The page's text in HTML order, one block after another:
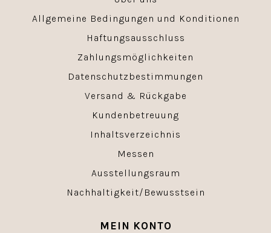
Allgemeine Bedingungen und Konditionen
Haftungsausschluss
Zahlungsmöglichkeiten
Datenschutzbestimmungen
Versand & Rückgabe
Kundenbetreuung
Inhaltsverzeichnis
Messen
Ausstellungsraum
Nachhaltigkeit/Bewusstsein
MEIN KONTO